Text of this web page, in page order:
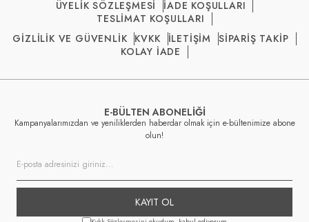
ÜYELİK SÖZLEŞMESİ
İADE KOŞULLARI
TESLİMAT KOŞULLARI
GİZLİLİK VE GÜVENLİK KVKK İLETİŞİM
SİPARİŞ TAKİP
KOLAY İADE
E-BÜLTEN ABONELİĞİ
Kampanyalarımızdan ve yeniliklerden haberdar olmak için e-bültenimize abone
olun!
KAYIT OL